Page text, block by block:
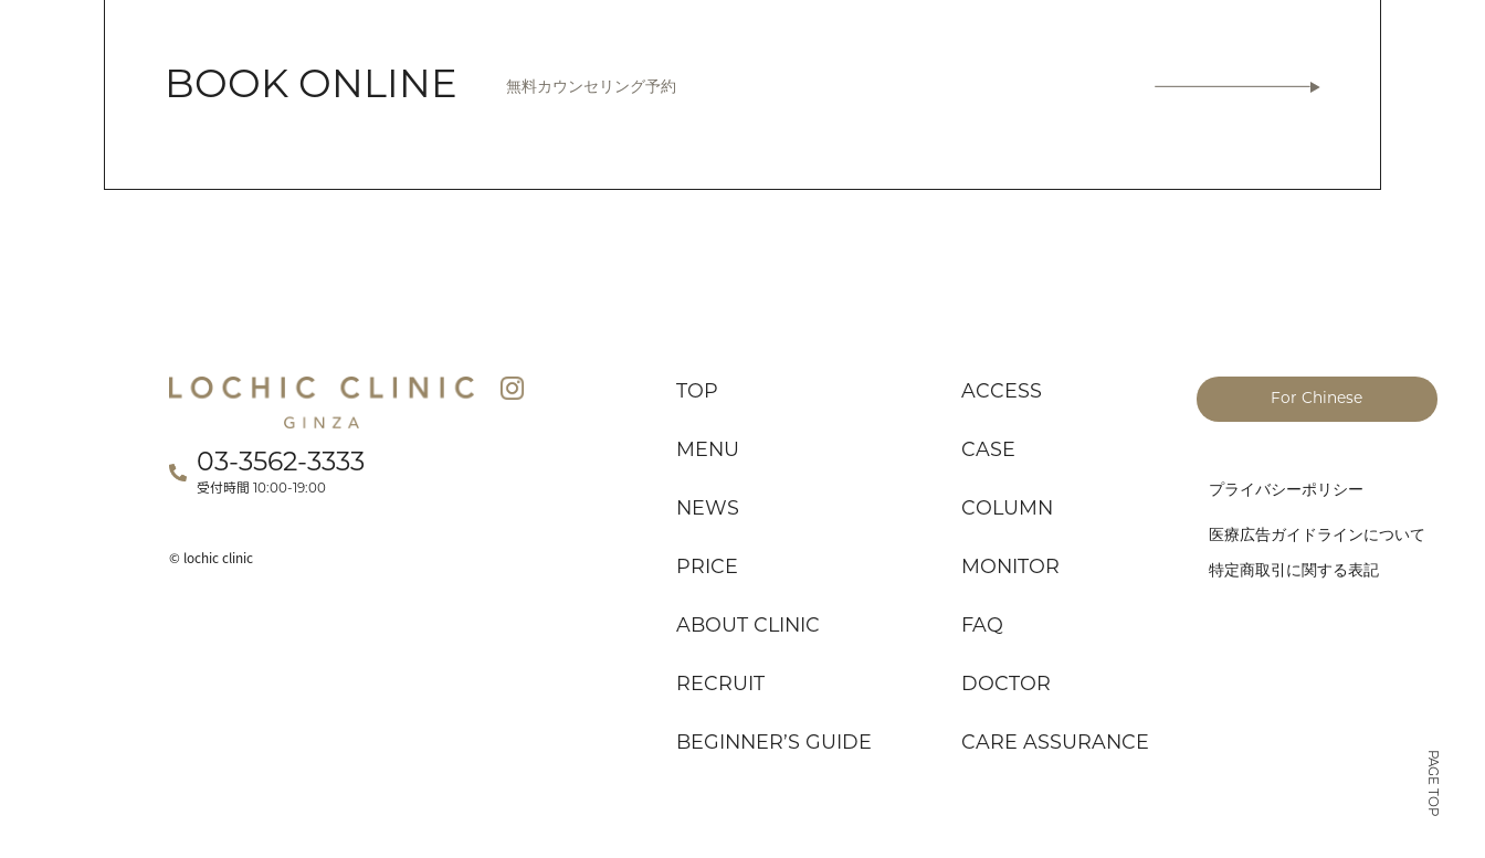
BOOK ONLINE 無料カウンセリング予約
03-3562-3333
受付時間 10:00-19:00
© lochic clinic
TOP ACCESS
MENU CASE
NEWS COLUMN
PRICE MONITOR
ABOUT CLINIC FAQ
RECRUIT DOCTOR
BEGINNER’S GUIDE CARE ASSURANCE
For Chinese
プライバシーポリシー
医療広告ガイドラインについて
特定商取引に関する表記
PAGE TOP